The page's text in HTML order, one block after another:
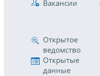
Вакансии
Открытое
ведомство
Открытые
данные